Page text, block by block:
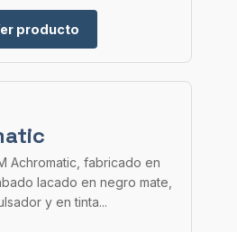
producto
Achromatic, fabricado en
lacado en negro mate,
y en tinta...